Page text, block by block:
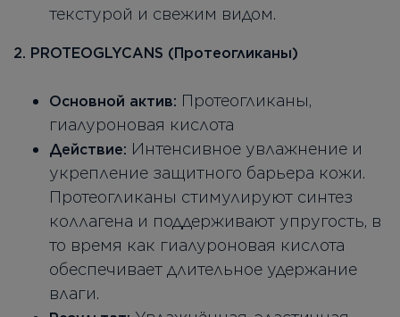
текстурой и свежим видом.
2. PROTEOGLYCANS (Протеогликаны)
Основной актив: Протеогликаны,
гиалуроновая кислота
Действие: Интенсивное увлажнение и
укрепление защитного барьера кожи.
Протеогликаны стимулируют синтез
коллагена и поддерживают упругость, в
то время как гиалуроновая кислота
обеспечивает длительное удержание
влаги.